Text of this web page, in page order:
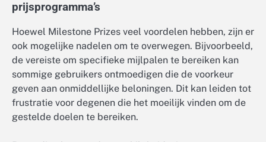
prijsprogramma’s
Hoewel Milestone Prizes veel voordelen hebben, zijn er
ook mogelijke nadelen om te overwegen. Bijvoorbeeld,
de vereiste om specifieke mijlpalen te bereiken kan
sommige gebruikers ontmoedigen die de voorkeur
geven aan onmiddellijke beloningen. Dit kan leiden tot
frustratie voor degenen die het moeilijk vinden om de
gestelde doelen te bereiken.